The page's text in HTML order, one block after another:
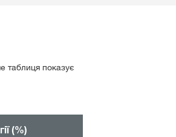
таблиця показує
(%)